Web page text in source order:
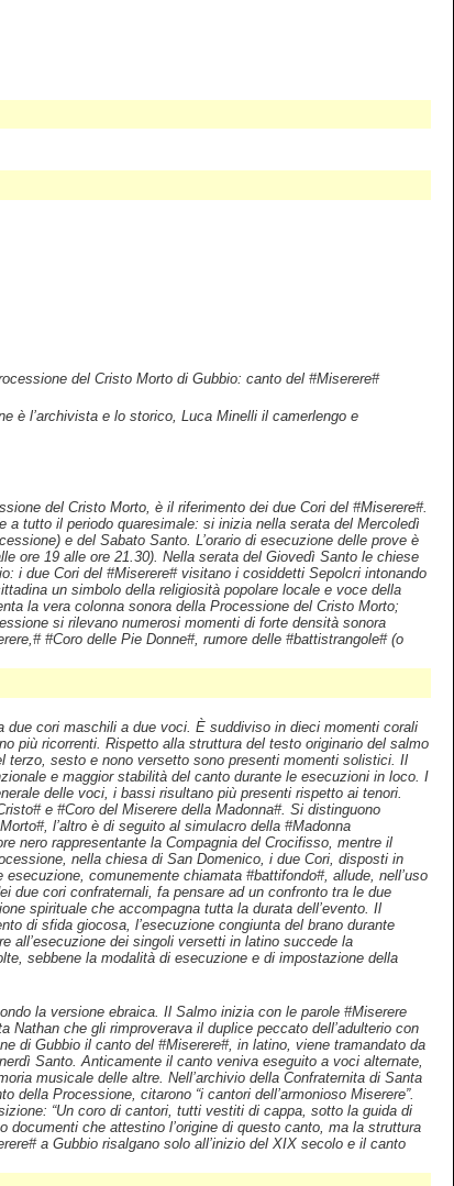
del Cristo Morto di Gubbio: canto del #Miserere#
è l’archivista e lo storico, Luca Minelli il camerlengo e
del Cristo Morto, è il riferimento dei due Cori del #Miserere#.
a tutto il periodo quaresimale: si inizia nella serata del Mercoledì
e del Sabato Santo. L’orario di esecuzione delle prove è
ore 19 alle ore 21.30). Nella serata del Giovedì Santo le chiese
i due Cori del #Miserere# visitano i cosiddetti Sepolcri intonando
un simbolo della religiosità popolare locale e voce della
la vera colonna sonora della Processione del Cristo Morto;
si rilevano numerosi momenti di forte densità sonora
#Coro delle Pie Donne#, rumore delle #battistrangole# (o
cori maschili a due voci. È suddiviso in dieci momenti corali
più ricorrenti. Rispetto alla struttura del testo originario del salmo
sesto e nono versetto sono presenti momenti solistici. Il
e maggior stabilità del canto durante le esecuzioni in loco. I
delle voci, i bassi risultano più presenti rispetto ai tenori.
e #Coro del Miserere della Madonna#. Si distinguono
l’altro è di seguito al simulacro della #Madonna
nero rappresentante la Compagnia del Crocifisso, mentre il
nella chiesa di San Domenico, i due Cori, disposti in
comunemente chiamata #battifondo#, allude, nell’uso
due cori confraternali, fa pensare ad un confronto tra le due
spirituale che accompagna tutta la durata dell’evento. Il
di sfida giocosa, l’esecuzione congiunta del brano durante
all’esecuzione dei singoli versetti in latino succede la
sebbene la modalità di esecuzione e di impostazione della
la versione ebraica. Il Salmo inizia con le parole #Miserere
che gli rimproverava il duplice peccato dell’adulterio con
di Gubbio il canto del #Miserere#, in latino, viene tramandato da
Santo. Anticamente il canto veniva eseguito a voci alternate,
musicale delle altre. Nell’archivio della Confraternita di Santa
Processione, citarono “i cantori dell’armonioso Miserere”.
“Un coro di cantori, tutti vestiti di cappa, sotto la guida di
che attestino l’origine di questo canto, ma la struttura
a Gubbio risalgano solo all’inizio del XIX secolo e il canto